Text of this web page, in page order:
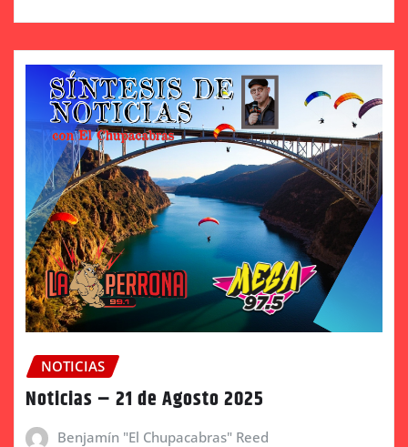
NOTICIAS
Noticias – 21 de Agosto 2025
Benjamín "El Chupacabras" Reed